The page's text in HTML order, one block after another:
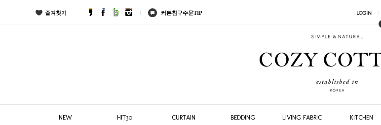
즐겨찾기 커튼침구주문TIP LOGIN
NEW HIT30 CURTAIN BEDDING LIVING FABRIC KITCHEN